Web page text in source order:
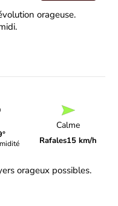
orageuse.
Calme
Rafales15 km/h
orageux possibles.